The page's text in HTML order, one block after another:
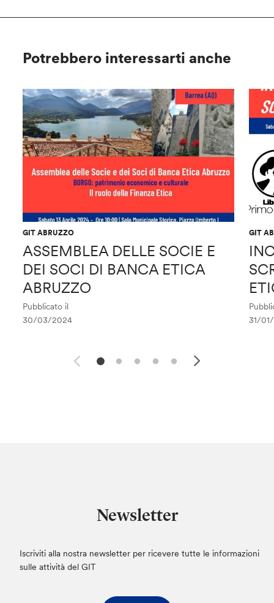
Potrebbero interessarti anche
GIT ABRUZZO
ASSEMBLEA DELLE SOCIE E
DEI SOCI DI BANCA ETICA
ABRUZZO
Pubblicato il
30/03/2024
GIT
31/
Newsletter
Iscriviti alla nostra newsletter per ricevere tutte le informazioni
sulle attività del GIT